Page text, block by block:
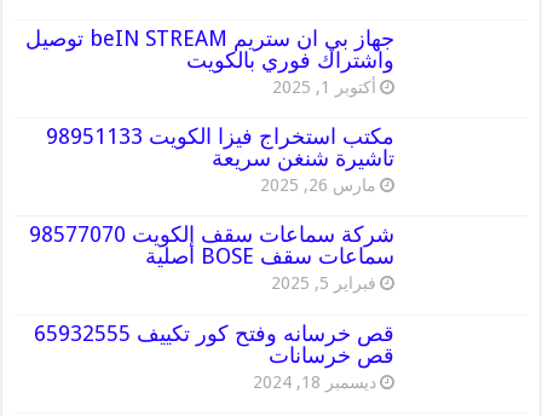
جهاز بي ان ستريم beIN STREAM توصيل
واشتراك فوري بالكويت
أكتوبر 1, 2025
مكتب استخراج فيزا الكويت 98951133
تاشيرة شنغن سريعة
مارس 26, 2025
شركة سماعات سقف الكويت 98577070
سماعات سقف BOSE أصلية
فبراير 5, 2025
قص خرسانه وفتح كور تكييف 65932555
قص خرسانات
ديسمبر 18, 2024